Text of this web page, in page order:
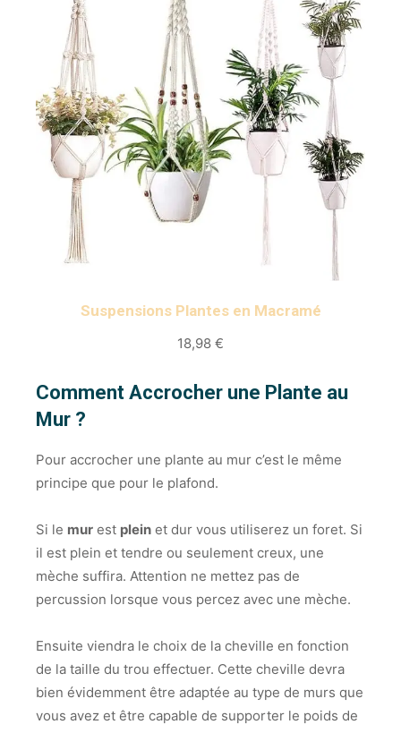
Suspensions Plantes en Macramé
18,98 €
Comment Accrocher une Plante au
Mur ?
Pour accrocher une plante au mur c’est le même
principe que pour le plafond.
Si le mur est plein et dur vous utiliserez un foret. Si
il est plein et tendre ou seulement creux, une
mèche suffira. Attention ne mettez pas de
percussion lorsque vous percez avec une mèche.
Ensuite viendra le choix de la cheville en fonction
de la taille du trou effectuer. Cette cheville devra
bien évidemment être adaptée au type de murs que
vous avez et être capable de supporter le poids de